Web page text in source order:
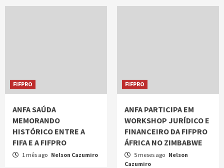
FIFPRO
ANFA SAÚDA
MEMORANDO
HISTÓRICO ENTRE A
FIFA E A FIFPRO
1 mês ago Nelson Cazumiro
FIFPRO
ANFA PARTICIPA EM
WORKSHOP JURÍDICO E
FINANCEIRO DA FIFPRO
ÁFRICA NO ZIMBABWE
5 meses ago Nelson
Cazumiro